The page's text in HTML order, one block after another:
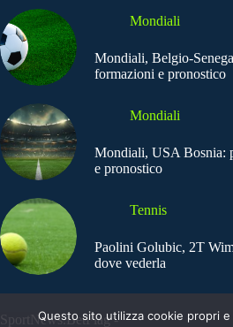
Mondiali
Mondiali, Belgio-
formazioni e pronostico
Mondiali
Mondiali, USA Bosnia:
e pronostico
Tennis
Paolini Golubic, 2T
dove vederla
SportNews.BetFlag -
Questo sito utilizza cookie propri